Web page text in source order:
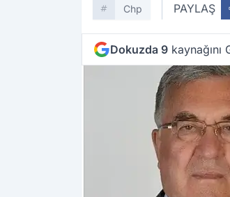
Chp PAYLAŞ
Dokuzda 9